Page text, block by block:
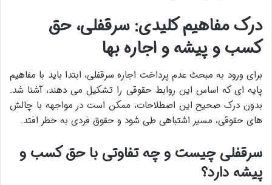
درک مفاهیم کلیدی: سرقفلی، حق
کسب و پیشه و اجاره بها
برای ورود به مبحث عدم پرداخت اجاره سرقفلی، ابتدا باید با مفاهیم
پایه ای که اساس این روابط حقوقی را تشکیل می دهند، آشنا شد.
بدون درک صحیح این اصطلاحات، ممکن است در مواجهه با چالش
های حقوقی، مسیر اشتباهی طی شود و حقوق فردی به خطر افتد.
سرقفلی چیست و چه تفاوتی با حق کسب و
پیشه دارد؟